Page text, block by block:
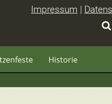
Impressum |
Historie